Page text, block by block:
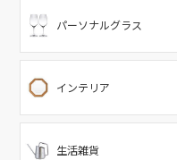
パーソナルグラス
インテリア
生活雑貨